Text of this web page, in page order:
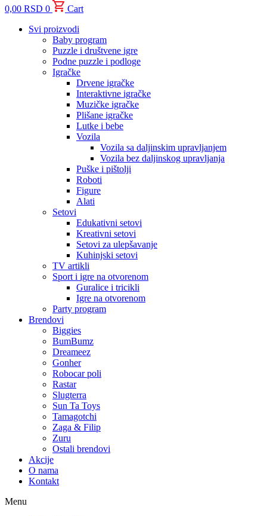
0,00 RSD 0
Cart
Svi proizvodi
Baby program
Puzzle i društvene igre
Podne puzzle i podloge
Igračke
Drvene igračke
Interaktivne igračke
Muzičke igračke
Plišane igračke
Lutke i bebe
Vozila
Vozila sa daljinskim upravljanjem
Vozila bez daljinskog upravljanja
Puške i pištolji
Roboti
Figure
Alati
Setovi
Edukativni setovi
Kreativni setovi
Setovi za ulepšavanje
Kuhinjski setovi
TV artikli
Sport i igre na otvorenom
Guralice i tricikli
Igre na otvorenom
Party program
Brendovi
Biggies
BumBumz
Dreameez
Gonher
Robocar poli
Rastar
Slugterra
Sun Ta Toys
Tamagotchi
Zaga & Filip
Zuru
Ostali brendovi
Akcije
O nama
Kontakt
Menu